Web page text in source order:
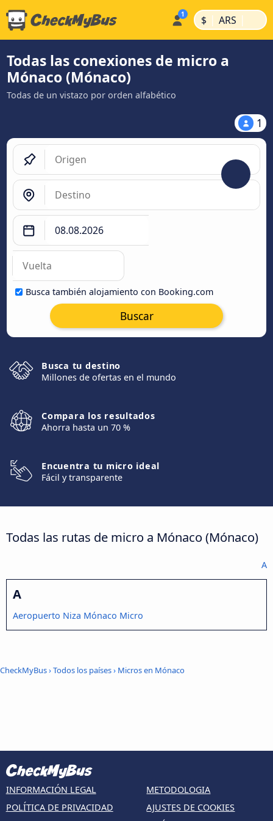
$ | ARS |
Todas las conexiones de micro a
Mónaco (Mónaco)
Todas de un vistazo por orden alfabético
1
Busca también alojamiento con Booking.com
Buscar
Busca tu destino
Millones de ofertas en el mundo
Compara los resultados
Ahorra hasta un 70 %
Encuentra tu micro ideal
Fácil y transparente
Todas las rutas de micro a Mónaco (Mónaco)
A
A
Aeropuerto Niza Mónaco Micro
CheckMyBus›Todos los países› Micros en Mónaco
INFORMACIÓN LEGAL
POLÍTICA DE PRIVACIDAD
METODOLOGIA
AJUSTES DE COOKIES